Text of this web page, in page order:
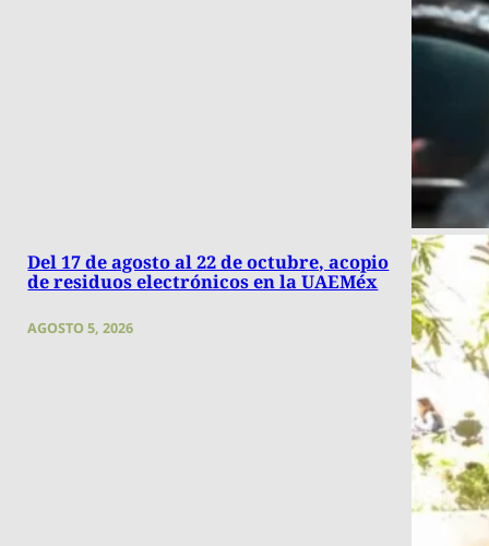
Del 17 de agosto al 22 de octubre, acopio
de residuos electrónicos en la UAEMéx
AGOSTO 5, 2026